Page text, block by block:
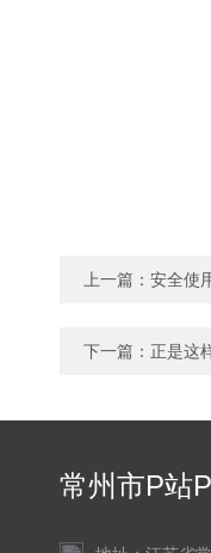
上一篇： 安全使
下一篇： 正是这
常州市P站